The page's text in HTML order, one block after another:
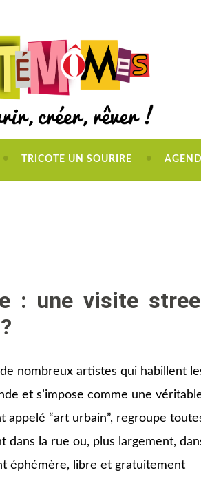
TRICOTE UN SOURIRE
: une visite
nombreux artistes qui habillent
et s’impose comme une
“art urbain”, regroupe
dans la rue ou, plus largement,
éphémère, libre et gratuitement